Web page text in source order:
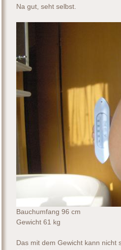
Na gut, seht selbst.
Bauchumfang 96 cm
Gewicht 61 kg
Das mit dem Gewicht kann nicht